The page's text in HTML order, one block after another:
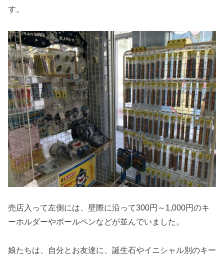
す。
売店入って左側には、壁際に沿って300円～1,000円のキ
ーホルダーやボールペンなどが並んでいました。
娘たちは、自分とお友達に、誕生石やイニシャル別のキー